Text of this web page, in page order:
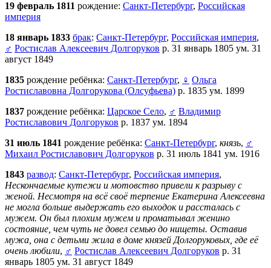
19 февраль 1811 рождение: Санкт-Петербург, Российская
империя
18 январь 1833 брак: Санкт-Петербург, Российская империя,
♂ Ростислав Алексеевич Долгоруков р. 31 январь 1805 ум. 31
август 1849
1835 рождение ребёнка: Санкт-Петербург, ♀ Ольга
Ростиславовна Долгорукова (Олсуфьева) р. 1835 ум. 1899
1837 рождение ребёнка: Царское Село, ♂ Владимир
Ростиславович Долгоруков р. 1837 ум. 1894
31 июль 1841 рождение ребёнка: Санкт-Петербург, князь, ♂
Михаил Ростиславович Долгоруков р. 31 июль 1841 ум. 1916
1843 развод: Санкт-Петербург, Российская империя,
Нескончаемые кутежи и мотовство привели к разрыву с
женой. Несмотря на всё своё терпение Екатерина Алексеевна
не могла больше выдержать его выходок и рассталась с
мужем. Он был плохим мужем и проматывал женино
состояние, чем чуть не довел семью до нищеты. Оставив
мужа, она с детьми жила в доме князей Долгоруковых, где её
очень любили, ♂ Ростислав Алексеевич Долгоруков р. 31
январь 1805 ум. 31 август 1849